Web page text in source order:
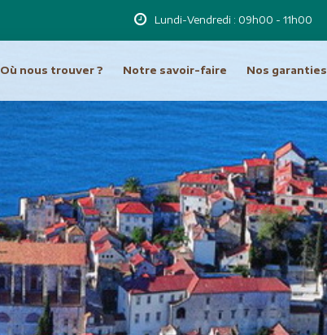
Lundi-Vendredi : 09h00 - 11h00
Voir toutes nos destinations
Ouzbékistan
Turkménistan
Europe
Allemagne
Autriche
Croatie et Monténégro
Espagne
France
Grèce
Hongrie
Russie
Tchéquie
Moyen Orient
Dubai
Emirats Arabes Unis
Iran
Jordanie
Liban
Oman
Syrie
Où nous trouver ? Notre savoir-faire Nos garanties